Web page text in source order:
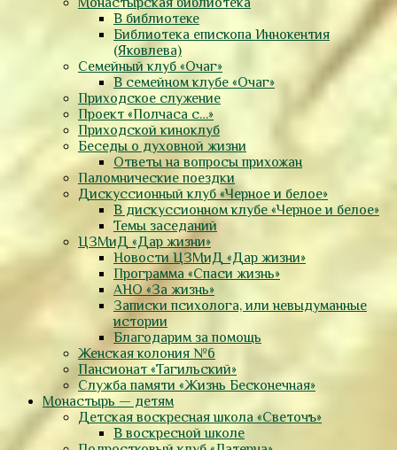
В библиотеке
Библиотека епископа Иннокентия
(Яковлева)
Семейный клуб «Очаг»
В семейном клубе «Очаг»
Приходское служение
Проект «Полчаса с…»
Приходской киноклуб
Беседы о духовной жизни
Ответы на вопросы прихожан
Паломнические поездки
Дискуссионный клуб «Черное и белое»
В дискуссионном клубе «Черное и белое»
Темы заседаний
ЦЗМиД «Дар жизни»
Новости ЦЗМиД «Дар жизни»
Программа «Спаси жизнь»
АНО «За жизнь»
Записки психолога, или невыдуманные
истории
Благодарим за помощь
Женская колония №6
Пансионат «Тагильский»
Служба памяти «Жизнь Бесконечная»
Монастырь — детям
Детская воскресная школа «Светочъ»
В воскресной школе